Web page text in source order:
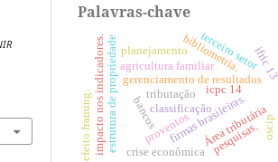
Palavras-chave
classificaçãoÁrea tributária
tributação
gerenciamento de resultados
estrutura de propriedade firmas brasileiras.
agricultura familiar
bibliometria.
bancos
crise econômica
impacto nos indicadores. pesquisas.
terceiro setor
oscip
ifric 13
planejamento
icpc 14
proventos
efeito framing.